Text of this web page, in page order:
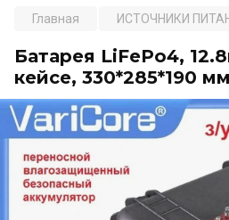
Главная ИСТОЧНИКИ
Батарея LiFePo4,
кейсе, 330*285*190 мм